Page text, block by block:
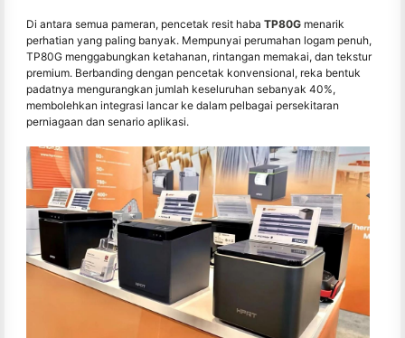
Di antara semua pameran, pencetak resit haba TP80G menarik
perhatian yang paling banyak. Mempunyai perumahan logam penuh,
TP80G menggabungkan ketahanan, rintangan memakai, dan tekstur
premium. Berbanding dengan pencetak konvensional, reka bentuk
padatnya mengurangkan jumlah keseluruhan sebanyak 40%,
membolehkan integrasi lancar ke dalam pelbagai persekitaran
perniagaan dan senario aplikasi.